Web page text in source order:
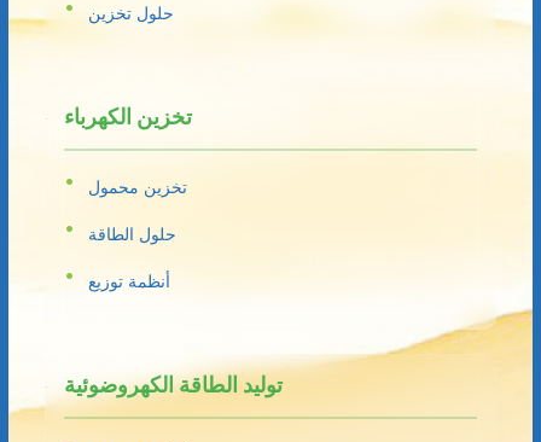
حلول تخزين
تخزين الكهرباء
تخزين محمول
حلول الطاقة
أنظمة توزيع
توليد الطاقة الكهروضوئية